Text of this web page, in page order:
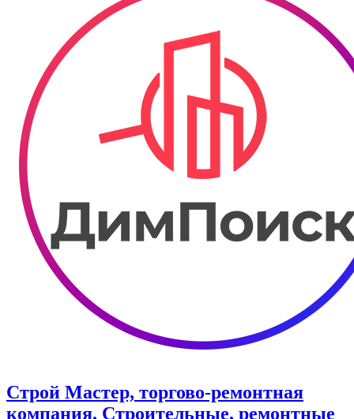
Строй Мастер, торгово-ремонтная
компания. Строительные, ремонтные